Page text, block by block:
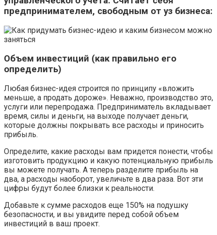
предпринимателем, свободным от уз бизнеса:
Объем инвестиций (как правильно его
определить)
Любая бизнес-идея строится по принципу «вложить
меньше, а продать дороже». Неважно, производство это,
услуги или перепродажа. Предприниматель вкладывает
время, силы и деньги, на выходе получает деньги,
которые должны покрывать все расходы и приносить
прибыль.
Определите, какие расходы вам придется понести, чтобы
изготовить продукцию и какую потенциальную прибыль
вы можете получать. А теперь разделите прибыль на
два, а расходы наоборот, увеличьте в два раза. Вот эти
цифры будут более близки к реальности.
Добавьте к сумме расходов еще 150% на подушку
безопасности, и вы увидите перед собой объем
инвестиций в ваш проект.